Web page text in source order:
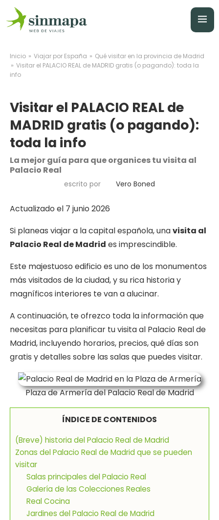
Inicio » Viajar por España » Qué visitar en la provincia de Madrid
» Visitar el PALACIO REAL de MADRID gratis (o pagando): toda la
info
Visitar el PALACIO REAL de
MADRID gratis (o pagando):
toda la info
La mejor guía para que organices tu visita al
Palacio Real
escrito por Vero Boned
Actualizado el 7 junio 2026
Si planeas viajar a la capital española, unavisita al
Palacio Real de Madrid es imprescindible.
Este majestuoso edificio es uno de los monumentos
más visitados de la ciudad, y su rica historia y
magníficos interiores te van a alucinar.
A continuación, te ofrezco toda la información que
necesitas para planificar tu visita al Palacio Real de
Madrid, incluyendo horarios, precios, qué días son
gratis y detalles sobre las salas que puedes visitar.
Plaza de Armería del Palacio Real de Madrid
ÍNDICE DE CONTENIDOS
(Breve) historia del Palacio Real de Madrid
Zonas del Palacio Real de Madrid que se pueden
visitar
Salas principales del Palacio Real
Galería de las Colecciones Reales
Real Cocina
Jardines del Palacio Real de Madrid